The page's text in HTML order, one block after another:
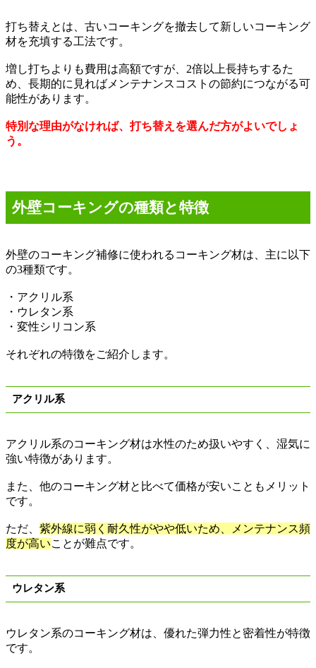
打ち替えとは、古いコーキングを撤去して新しいコーキング
材を充填する工法です。
増し打ちよりも費用は高額ですが、 2倍以上長持ちするた
め、長期的に見ればメンテナンスコストの節約につながる可
能性があります。
特別な理由がなければ、打ち替えを選んだ方がよいでしょ
う。
外壁コーキングの種類と特徴
外壁のコーキング補修に使われるコーキング材は、主に以下
の3種類です。
・アクリル系
・ウレタン系
・変性シリコン系
それぞれの特徴をご紹介します。
アクリル系
アクリル系のコーキング材は水性のため扱いやすく、湿気に
強い特徴があります。
また、他のコーキング材と比べて価格が安いこともメリット
です。
ただ、 紫外線に弱く耐久性がやや低いため、メンテナンス頻
度が高いことが難点です。
ウレタン系
ウレタン系のコーキング材は、優れた弾力性と密着性が特徴
です。